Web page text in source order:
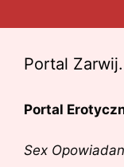
Portal
Portal
Sex